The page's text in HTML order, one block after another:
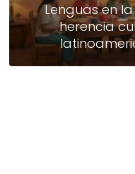
Lenguas en
herencia